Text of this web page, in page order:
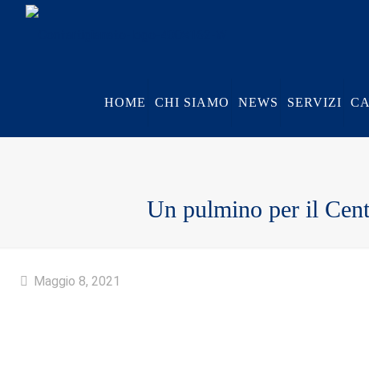
HOME CHI SIAMO NEWS SERVIZI
Un pulmino per il
Maggio 8, 2021